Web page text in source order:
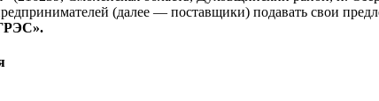
(далее — поставщики) подавать свои